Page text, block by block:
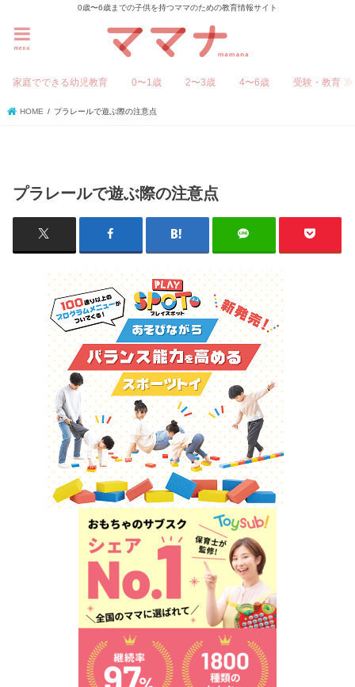
0歳〜6歳までの子供を持つママのための教育情報サイト
menu
家庭でできる幼児教育 0〜1歳 2〜3歳 4〜6歳 受験・教育
HOME プラレールで遊ぶ際の注意点
プラレールで遊ぶ際の注意点